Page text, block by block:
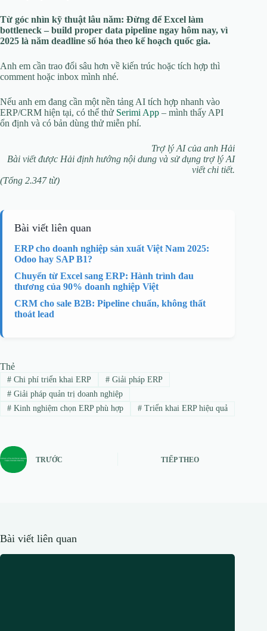
Từ góc nhìn kỹ thuật lâu năm: Đừng để Excel làm
bottleneck – build proper data pipeline ngay hôm nay, vì
2025 là năm deadline số hóa theo kế hoạch quốc gia.
Anh em cần trao đổi sâu hơn về kiến trúc hoặc tích hợp thì
comment hoặc inbox mình nhé.
Nếu anh em đang cần một nền tảng AI tích hợp nhanh vào
ERP/CRM hiện tại, có thể thử Serimi App – mình thấy API
ổn định và có bản dùng thử miễn phí.
Trợ lý AI của anh Hải
Bài viết được Hải định hướng nội dung và sử dụng trợ lý AI
viết chi tiết.
(Tổng 2.347 từ)
Bài viết liên quan
ERP cho doanh nghiệp sản xuất Việt Nam 2025:
Odoo hay SAP B1?
Chuyển từ Excel sang ERP: Hành trình đau
thương của 90% doanh nghiệp Việt
CRM cho sale B2B: Pipeline chuẩn, không thất
thoát lead
Thẻ
#Chi phí triển khai ERP #Giải pháp ERP
#Giải pháp quản trị doanh nghiệp
#Kinh nghiệm chọn ERP phù hợp #Triển khai ERP hiệu quả
TRƯỚC TIẾP THEO
Bài viết liên quan